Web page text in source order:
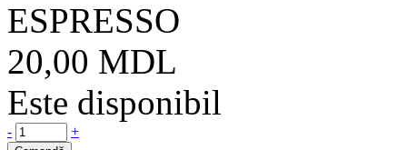
ESPRESSO
20,00 MDL
Este disponibil
- +